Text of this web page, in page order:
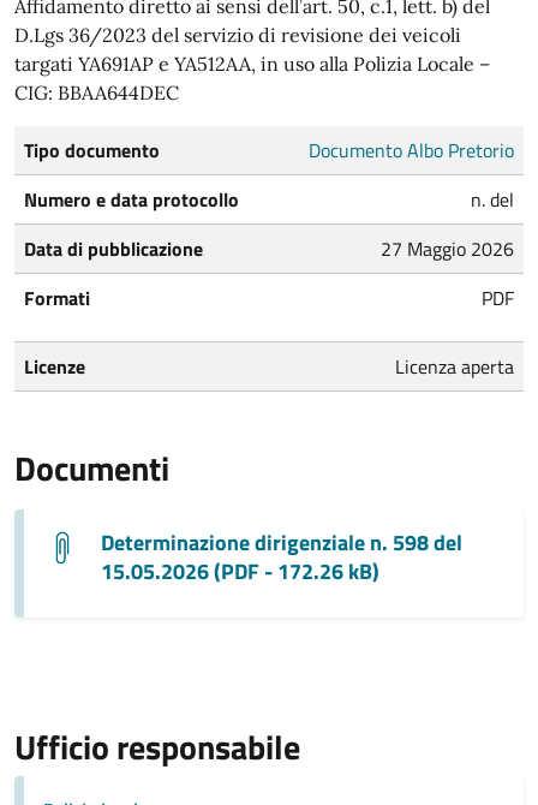
Affidamento diretto ai sensi dell’art. 50, c.1, lett. b) del
D.Lgs 36/2023 del servizio di revisione dei veicoli
targati YA691AP e YA512AA, in uso alla Polizia Locale –
CIG: BBAA644DEC
Tipo documento
Documento Albo Pretorio
Numero e data protocollo
n. del
Data di pubblicazione
27 Maggio 2026
Formati
PDF
Licenze Licenza aperta
Documenti
Determinazione dirigenziale n. 598 del
15.05.2026 (PDF - 172.26 kB)
Ufficio responsabile